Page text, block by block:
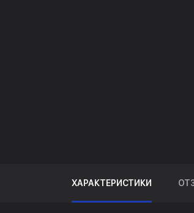
ХАРАКТЕРИСТИКИ